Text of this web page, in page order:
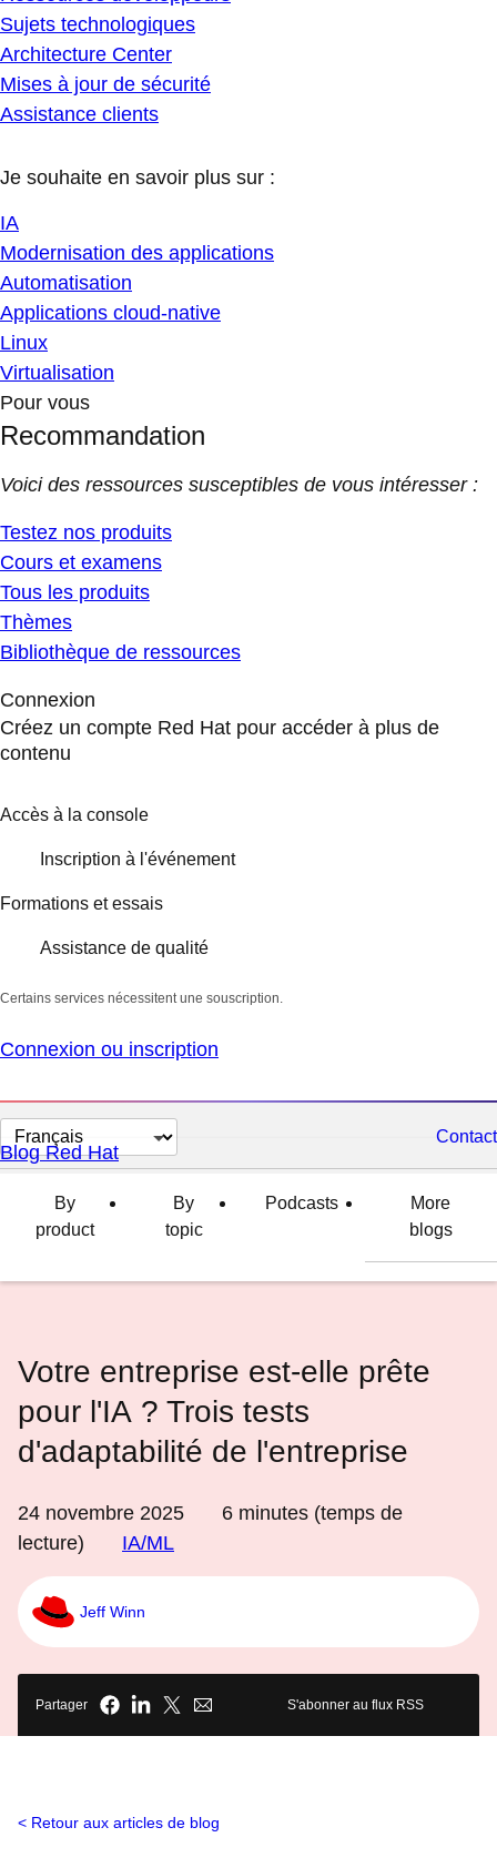
Sujets technologiques
Architecture Center
Mises à jour de sécurité
Assistance clients
Je souhaite en savoir plus sur :
IA
Modernisation des applications
Automatisation
Applications cloud-native
Linux
Virtualisation
Pour vous
Recommandation
Voici des ressources susceptibles de vous intéresser :
Testez nos produits
Cours et examens
Tous les produits
Thèmes
Bibliothèque de ressources
Connexion
Créez un compte Red Hat pour accéder à plus de
contenu
Accès à la console
Inscription à l'événement
Formations et essais
Assistance de qualité
Certains services nécessitent une souscription.
Connexion ou inscription
Changer
la
langue
Contact
Blog Red Hat
By
product
By
topic
Podcasts
More
blogs
Votre entreprise est-elle prête
pour l'IA ? Trois tests
d'adaptabilité de l'entreprise
24 novembre 2025 6 minutes (temps de
lecture)
IA/ML
Jeff Winn
Partager S'abonner au flux RSS
Retour aux articles de blog